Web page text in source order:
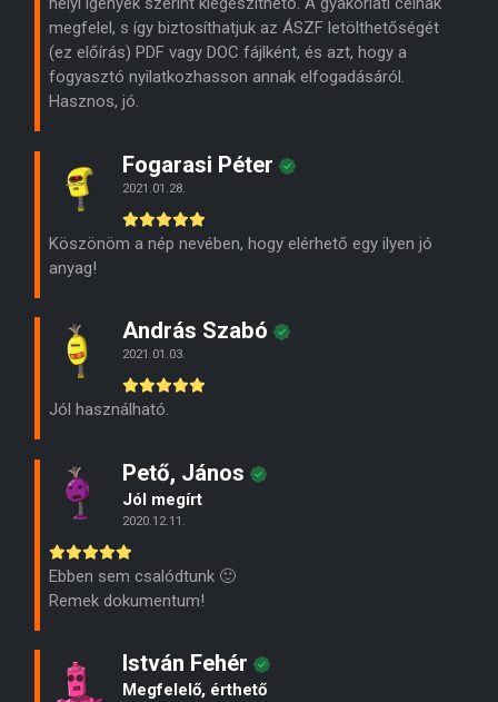
megfelel, s így biztosíthatjuk az ÁSZF letölthetőségét
(ez előírás) PDF vagy DOC fájlként, és azt, hogy a
fogyasztó nyilatkozhasson annak elfogadásáról.
Hasznos, jó.
Fogarasi Péter
2021.01.28.
Köszönöm a nép nevében, hogy elérhető egy ilyen jó
anyag!
András Szabó
2021.01.03.
Jól használható.
Pető, János
Jól megírt
2020.12.11.
Ebben sem csalódtunk 🙂
Remek dokumentum!
István Fehér
Megfelelő, érthető